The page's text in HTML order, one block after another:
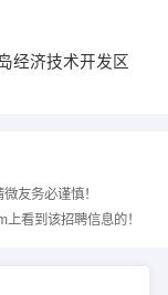
经济技术开发区
友务必谨慎！
看到该招聘信息的！